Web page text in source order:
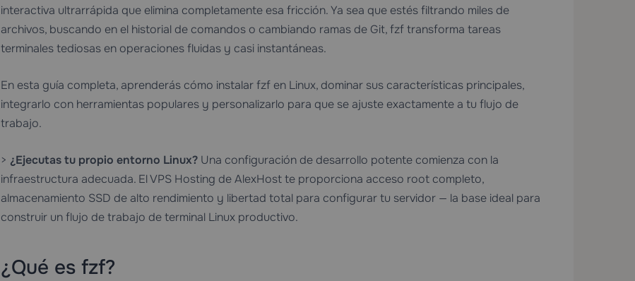
interactiva ultrarrápida que elimina completamente esa fricción. Ya sea que estés filtrando miles de
archivos, buscando en el historial de comandos o cambiando ramas de Git, fzf transforma tareas
terminales tediosas en operaciones fluidas y casi instantáneas.
En esta guía completa, aprenderás cómo instalar fzf en Linux, dominar sus características principales,
integrarlo con herramientas populares y personalizarlo para que se ajuste exactamente a tu flujo de
trabajo.
> ¿Ejecutas tu propio entorno Linux?Una configuración de desarrollo potente comienza con la
infraestructura adecuada. ElVPS Hosting de AlexHost te proporciona acceso root completo,
almacenamiento SSD de alto rendimiento y libertad total para configurar tu servidor — la base ideal para
construir un flujo de trabajo de terminal Linux productivo.
¿Qué es fzf?